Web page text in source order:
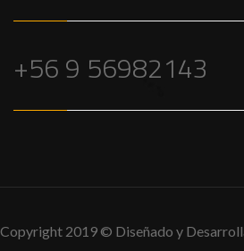
+56 9 56982143
Copyright 2019 © Diseñado y